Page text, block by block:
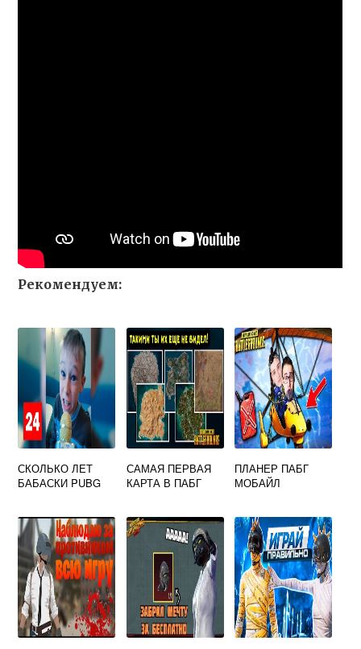
Рекомендуем:
СКОЛЬКО ЛЕТ
БАБАСКИ PUBG
САМАЯ ПЕРВАЯ
КАРТА В ПАБГ
ПЛАНЕР ПАБГ
МОБАЙЛ